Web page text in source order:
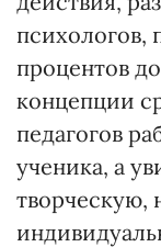
психологов,
процентов
концепции
педагогов
ученика, а
творческую,